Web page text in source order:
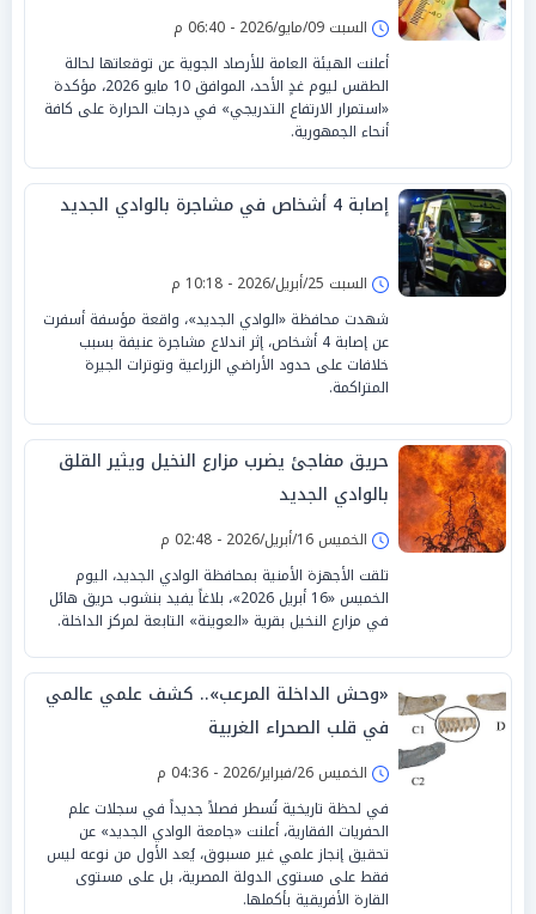
السبت 09/مايو/2026 - 06:40 م
أعلنت الهيئة العامة للأرصاد الجوية عن توقعاتها لحالة
الطقس ليوم غدٍ الأحد، الموافق 10 مايو 2026، مؤكدة
«استمرار الارتفاع التدريجي» في درجات الحرارة على كافة
أنحاء الجمهورية.
إصابة 4 أشخاص في مشاجرة بالوادي الجديد
السبت 25/أبريل/2026 - 10:18 م
شهدت محافظة «الوادي الجديد»، واقعة مؤسفة أسفرت
عن إصابة 4 أشخاص، إثر اندلاع مشاجرة عنيفة بسبب
خلافات على حدود الأراضي الزراعية وتوترات الجيرة
المتراكمة.
حريق مفاجئ يضرب مزارع النخيل ويثير القلق
بالوادي الجديد
الخميس 16/أبريل/2026 - 02:48 م
تلقت الأجهزة الأمنية بمحافظة الوادي الجديد، اليوم
الخميس «16 أبريل 2026»، بلاغاً يفيد بنشوب حريق هائل
في مزارع النخيل بقرية «العوينة» التابعة لمركز الداخلة.
«وحش الداخلة المرعب».. كشف علمي عالمي
في قلب الصحراء الغربية
الخميس 26/فبراير/2026 - 04:36 م
في لحظة تاريخية تُسطر فصلاً جديداً في سجلات علم
الحفريات الفقارية، أعلنت «جامعة الوادي الجديد» عن
تحقيق إنجاز علمي غير مسبوق، يُعد الأول من نوعه ليس
فقط على مستوى الدولة المصرية، بل على مستوى
القارة الأفريقية بأكملها.